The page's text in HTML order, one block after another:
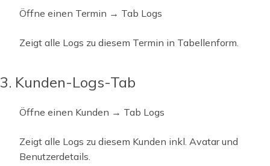
Öffne einen Termin → Tab Logs
Zeigt alle Logs zu diesem Termin in Tabellenform.
3. Kunden-Logs-Tab
Öffne einen Kunden → Tab Logs
Zeigt alle Logs zu diesem Kunden inkl. Avatar und
Benutzerdetails.